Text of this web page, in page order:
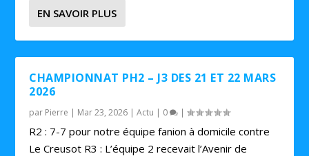
EN SAVOIR PLUS
CHAMPIONNAT PH2 – J3 DES 21 ET 22 MARS
2026
par Pierre | Mar 23, 2026 |Actu | 0 |
R2 : 7-7 pour notre équipe fanion à domicile contre
Le Creusot R3 : L’équipe 2 recevait l’Avenir de